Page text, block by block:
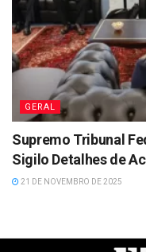
GERAL
Supremo Tribunal
Sigilo Detalhes de
21 DE NOVEMBRO DE 2025